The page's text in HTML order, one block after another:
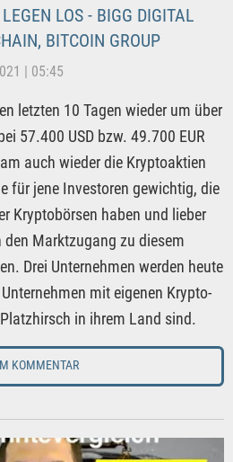
LOS - BIGG DIGITAL
BITCOIN GROUP
| 05:45
letzten 10 Tagen wieder um über
57.400 USD bzw. 49.700 EUR
auch wieder die Kryptoaktien
für jene Investoren gewichtig, die
Kryptobörsen haben und lieber
Marktzugang zu diesem
Drei Unternehmen werden heute
mit eigenen Krypto-
in ihrem Land sind.
KOMMENTAR